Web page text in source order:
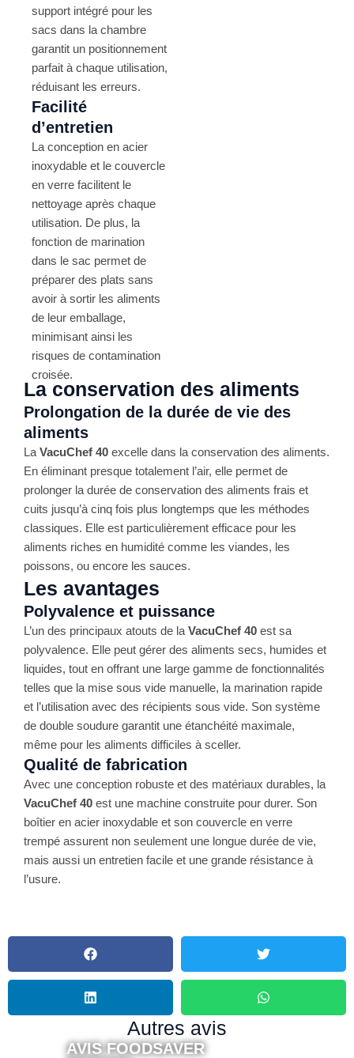
support intégré pour les
sacs dans la chambre
garantit un positionnement
parfait à chaque utilisation,
réduisant les erreurs​.
Facilité
d’entretien
La conception en acier
inoxydable et le couvercle
en verre facilitent le
nettoyage après chaque
utilisation. De plus, la
fonction de marination
dans le sac permet de
préparer des plats sans
avoir à sortir les aliments
de leur emballage,
minimisant ainsi les
risques de contamination
croisée​.
La conservation des aliments
Prolongation de la durée de vie des
aliments
LaVacuChef 40 excelle dans la conservation des aliments.
En éliminant presque totalement l’air, elle permet de
prolonger la durée de conservation des aliments frais et
cuits jusqu’à cinq fois plus longtemps que les méthodes
classiques. Elle est particulièrement efficace pour les
aliments riches en humidité comme les viandes, les
poissons, ou encore les sauces​.
Les avantages
Polyvalence et puissance
L’un des principaux atouts de laVacuChef 40 est sa
polyvalence. Elle peut gérer des aliments secs, humides et
liquides, tout en offrant une large gamme de fonctionnalités
telles que la mise sous vide manuelle, la marination rapide
et l’utilisation avec des récipients sous vide. Son système
de double soudure garantit une étanchéité maximale,
même pour les aliments difficiles à sceller​.
Qualité de fabrication
Avec une conception robuste et des matériaux durables, la
VacuChef 40 est une machine construite pour durer. Son
boîtier en acier inoxydable et son couvercle en verre
trempé assurent non seulement une longue durée de vie,
mais aussi un entretien facile et une grande résistance à
l’usure​.
Autres avis
AVIS FOODSAVER